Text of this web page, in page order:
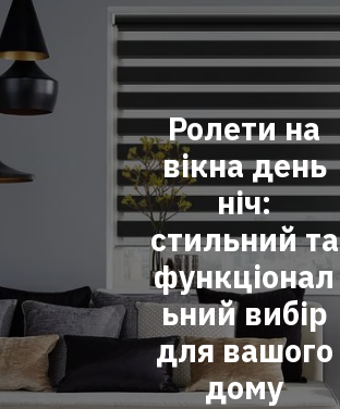
Відкрити
Ролети на
вікна день
ніч:
стильний та
функціонал
ьний вибір
для вашого
дому